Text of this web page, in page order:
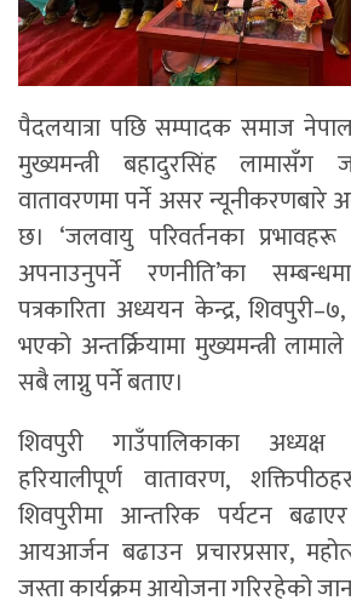
पैदलयात्रा पछि सम्पादक समाज
मुख्यमन्त्री बहादुरसिंह लामासँग
वातावरणमा पर्ने असर न्यूनीकरणबारे
छ। ‘जलवायु परिवर्तनका
अपनाउनुपर्ने रणनीति’का
पत्रकारिता अध्ययन केन्द्र,
भएको अन्तर्क्रियामा मुख्यमन्त्री
सबै लाग्नु पर्ने बताए।
शिवपुरी गाउँपालिकाका
हरियालीपूर्ण वातावरण,
शिवपुरीमा आन्तरिक पर्यटन
आयआर्जन बढाउन प्रचारप्रसार,
जस्ता कार्यक्रम आयोजना गरिरहेको